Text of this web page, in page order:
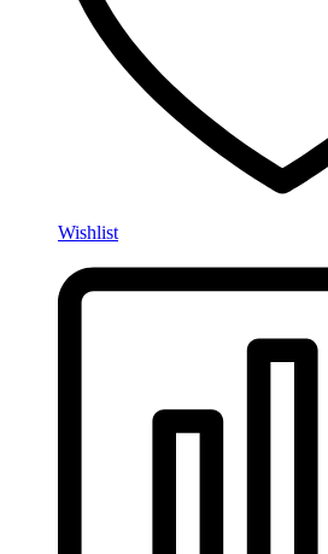
Wishlist